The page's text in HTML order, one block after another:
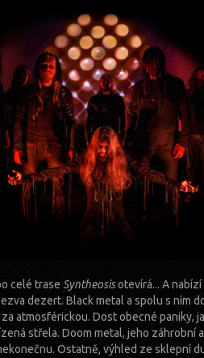
celé trase Syntheosisotevírá... A
dezert. Black metal a spolu s ním
atmosférickou. Dost obecné paniky,
střela. Doom metal, jeho záhrobní
Ostatně, výhled ze sklepní